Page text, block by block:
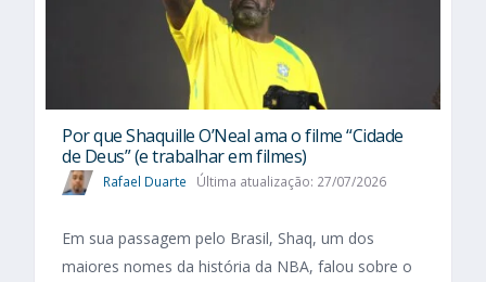
Por que Shaquille O’Neal ama o filme “Cidade
de Deus” (e trabalhar em filmes)
Rafael Duarte Última atualização: 27/07/2026
Em sua passagem pelo Brasil, Shaq, um dos
maiores nomes da história da NBA, falou sobre o